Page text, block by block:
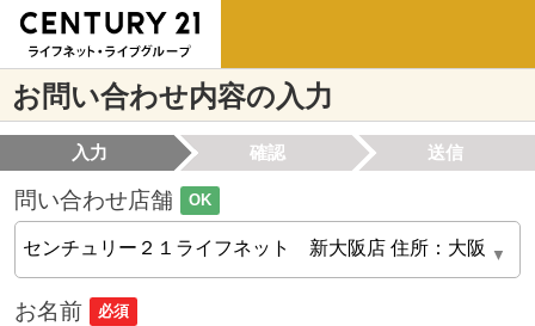
お問い合わせ内容の入力
入力 確認 送信
問い合わせ店舗 OK
お名前 必須